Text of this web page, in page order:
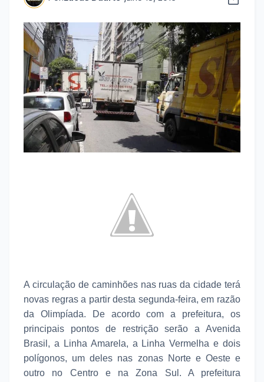
A circulação de caminhões nas ruas da cidade terá
novas regras a partir desta segunda-feira, em razão
da Olimpíada. De acordo com a prefeitura, os
principais pontos de restrição serão a Avenida
Brasil, a Linha Amarela, a Linha Vermelha e dois
polígonos, um deles nas zonas Norte e Oeste e
outro no Centro e na Zona Sul. A prefeitura